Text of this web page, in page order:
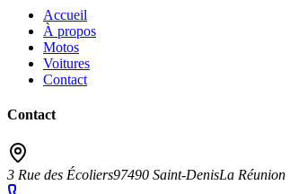
Accueil
À propos
Motos
Voitures
Contact
Contact
3 Rue des Écoliers97490 Saint-DenisLa Réunion